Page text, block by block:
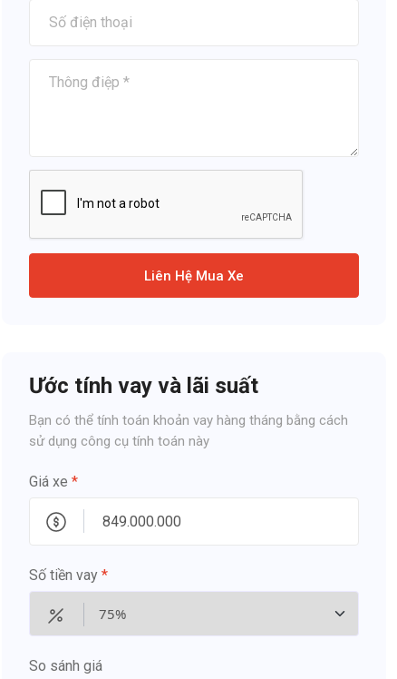
Liên Hệ Mua Xe
Ước tính vay và lãi suất
Bạn có thể tính toán khoản vay hàng tháng bằng cách
sử dụng công cụ tính toán này
Giá xe *
Số tiền vay *
So sánh giá